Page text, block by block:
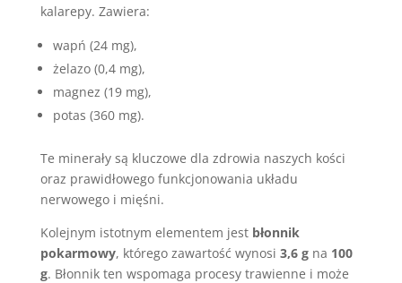
kalarepy. Zawiera:
wapń (24 mg),
żelazo (0,4 mg),
magnez (19 mg),
potas (360 mg).
Te minerały są kluczowe dla zdrowia naszych kości
oraz prawidłowego funkcjonowania układu
nerwowego i mięśni.
Kolejnym istotnym elementem jest błonnik
pokarmowy, którego zawartość wynosi 3,6 gna 100
g. Błonnik ten wspomaga procesy trawienne i może